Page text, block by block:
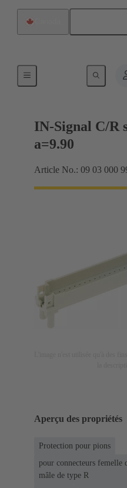
Raccordement carte
IN-Signal C/R
a=9.90
Article No.: 09 03 000
Aperçu des propriétés
Protection pour pions
pour connecteurs femelle
mâle de type R